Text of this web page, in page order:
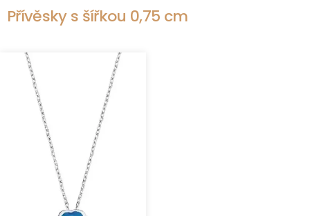
Přívěsky s šířkou 0,75 cm